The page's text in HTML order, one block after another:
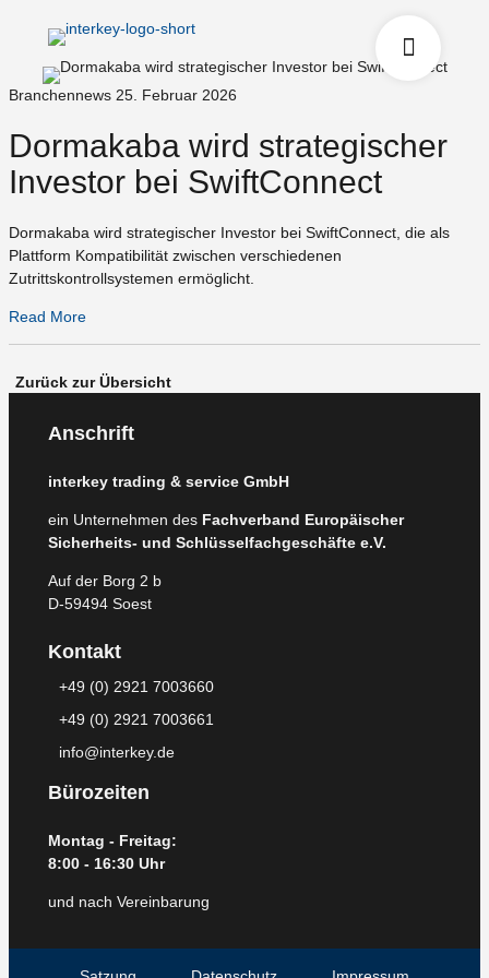
Branchennews 25. Februar 2026
Dormakaba wird strategischer
Investor bei SwiftConnect
Dormakaba wird strategischer Investor bei SwiftConnect, die als
Plattform Kompatibilität zwischen verschiedenen
Zutrittskontrollsystemen ermöglicht.
Read More
Zurück zur Übersicht
Anschrift
interkey trading & service GmbH
ein Unternehmen des Fachverband Europäischer
Sicherheits- und Schlüsselfachgeschäfte e.V.
Auf der Borg 2 b
D-59494 Soest
Kontakt
+49 (0) 2921 7003660
+49 (0) 2921 7003661
info@interkey.de
Bürozeiten
Montag - Freitag:
8:00 - 16:30 Uhr
und nach Vereinbarung